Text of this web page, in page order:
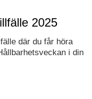
2025
där du får höra
i din